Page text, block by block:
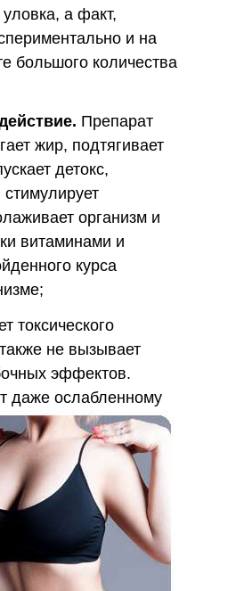
а факт,
и на
большого количества
Препарат
жир, подтягивает
детокс,
организм и
витаминами и
курса
токсического
не вызывает
эффектов.
даже ослабленному